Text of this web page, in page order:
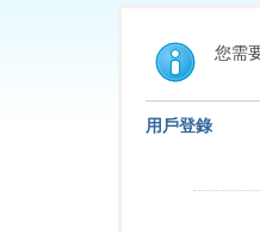
您需
用戶登錄